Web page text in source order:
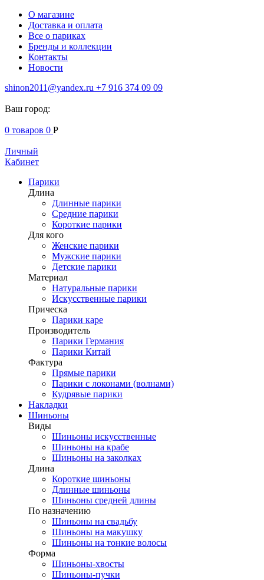
О магазине
Доставка и оплата
Все о париках
Бренды и коллекции
Контакты
Новости
shinon2011@yandex.ru +7 916 374 09 09
Ваш город:
0 товаров 0 Р
Личный
Кабинет
Парики
Длина
Длинные парики
Средние парики
Короткие парики
Для кого
Женские парики
Мужские парики
Детские парики
Материал
Натуральные парики
Искусственные парики
Прическа
Парики каре
Производитель
Парики Германия
Парики Китай
Фактура
Прямые парики
Парики с локонами (волнами)
Кудрявые парики
Накладки
Шиньоны
Виды
Шиньоны искусственные
Шиньоны на крабе
Шиньоны на заколках
Длина
Короткие шиньоны
Длинные шиньоны
Шиньоны средней длины
По назначению
Шиньоны на свадьбу
Шиньоны на макушку
Шиньоны на тонкие волосы
Форма
Шиньоны-хвосты
Шиньоны-пучки